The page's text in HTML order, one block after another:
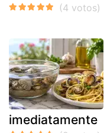
imediatamente